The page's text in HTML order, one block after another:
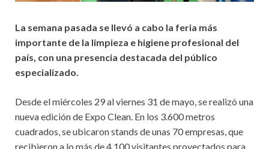
La semana pasada se llevó a cabo la feria más
importante de la limpieza e higiene profesional del
país, con una presencia destacada del público
especializado.
Desde el miércoles 29 al viernes 31 de mayo, se realizó una
nueva edición de Expo Clean. En los 3.600 metros
cuadrados, se ubicaron stands de unas 70 empresas, que
recibieron a lo más de 4.100 visitantes proyectados para